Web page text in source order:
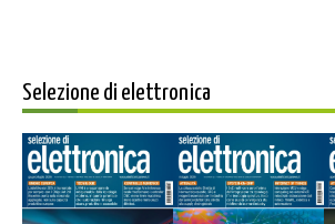
Selezione di elettronica